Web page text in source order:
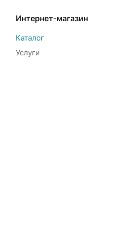
Интернет-магазин
Каталог
Услуги